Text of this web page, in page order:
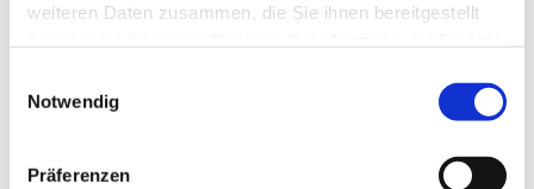
weiteren Daten zusammen, die Sie ihnen bereitgestellt
Notwendig
Präferenzen